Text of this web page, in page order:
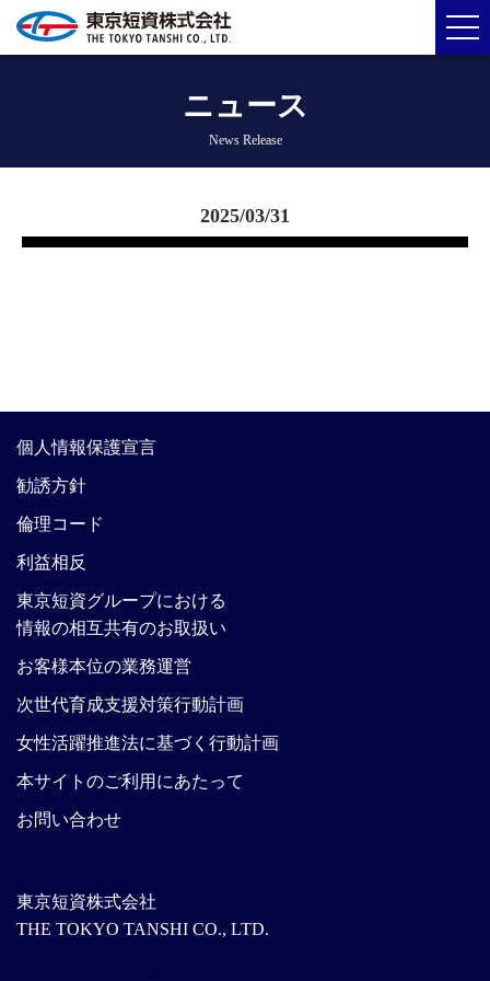
ニュース
News Release
2025/03/31
東京短資株式会社
THE TOKYO TANSHI CO., LTD.
個人情報保護宣言
勧誘方針
倫理コード
利益相反
東京短資グループにおける
情報の相互共有のお取扱い
お客様本位の業務運営
次世代育成支援対策行動計画
女性活躍推進法に基づく行動計画
本サイトのご利用にあたって
お問い合わせ